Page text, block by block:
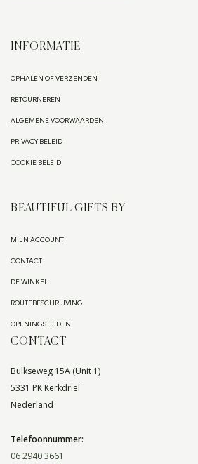
INFORMATIE
OPHALEN OF VERZENDEN
RETOURNEREN
ALGEMENE VOORWAARDEN
PRIVACY BELEID
COOKIE BELEID
BEAUTIFUL GIFTS BY
MIJN ACCOUNT
CONTACT
DE WINKEL
ROUTEBESCHRIJVING
OPENINGSTIJDEN
CONTACT
Bulkseweg 15A (Unit 1)
5331 PK Kerkdriel
Nederland
Telefoonnummer:
06 2940 3661